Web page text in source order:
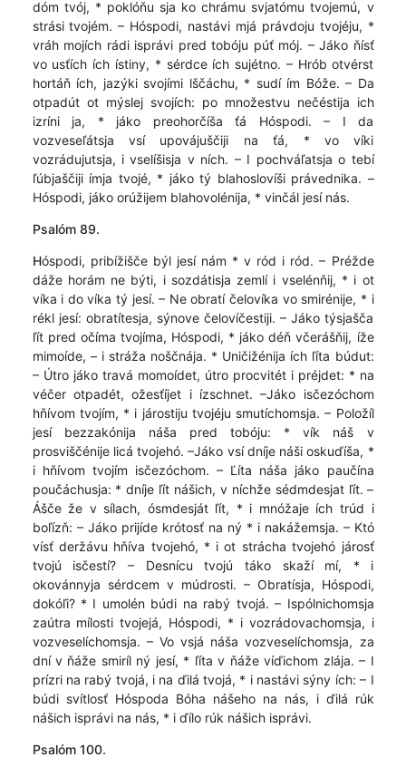
dóm tvój, * poklóňu sja ko chrámu svjatómu tvojemú, v
strási tvojém. – Hóspodi, nastávi mjá právdoju tvojéju, *
vráh mojích rádi isprávi pred tobóju púť mój. – Jáko ňísť
vo usťích ích ístiny, * sérdce ích sujétno. – Hrób otvérst
hortáň ích, jazýki svojími lščáchu, * sudí ím Bóže. – Da
otpadút ot mýslej svojích: po množestvu nečéstija ich
izríni ja, * jáko preohorčíša ťá Hó­spodi. – I da
vozveseľátsja vsí upovájuščiji na ťá, * vo víki
vozrádujutsja, i vselíšisja v ních. – I pochváľatsja o tebí
ľúbjaščiji ímja tvojé, * jáko tý blahoslovíši právednika. –
Hó­spodi, jáko orúžijem blahovolénija, * vinčál jesí nás.
Psalóm 89.
Hóspodi, pribížišče býl jesí nám * v ród i ród. – Préžde
dáže horám ne býti, i sozdátisja zemlí i vselénňij, * i ot
víka i do víka tý jesí. – Ne obratí čelovíka vo smirénije, * i
rékl jesí: obratítesja, sýnove čelovíčestiji. – Jáko týsjašča
ľít pred očíma tvojíma, Hóspodi, * jáko déň včerášňij, íže
mimoíde, – i stráža noščnája. * Uničižénija ích ľíta búdut:
– Útro jáko travá momoídet, útro procvitét i préjdet: * na
véčer otpadét, ožesťíjet i ízschnet. –Jáko isčezóchom
hňívom tvojím, * i járostiju tvojéju smutíchomsja. – Položíl
jesí bezzakónija náša pred tobóju: * vík náš v
prosviščénije licá tvojehó. –Jáko vsí dníje náši oskuďíša, *
i hňívom tvojím isčezóchom. – Ľíta náša jáko paučína
poučáchusja: * dníje ľít nášich, v níchže sédmdesjat ľít. –
Ášče že v sílach, ósmdesját ľít, * i mnóžaje ích trúd i
boľízň: – Jáko prijíde krótosť na ný * i nakážemsja. – Któ
vísť deržávu hňíva tvojehó, * i ot strácha tvojehó járosť
tvojú isčestí? – Desnícu tvojú táko skaží mí, * i
okovánnyja sérdcem v múdrosti. – Obratísja, Hóspodi,
dokóľi? * I umolén búdi na rabý tvojá. – Ispólnichomsja
zaútra mílosti tvojejá, Hóspodi, * i vozrádovachomsja, i
vozveselíchomsja. – Vo vsjá náša vozveselíchomsja, za
dní v ňáže smiríl ný jesí, * ľíta v ňáže víďichom zlája. – I
prízri na rabý tvojá, i na ďilá tvojá, * i nastávi sýny ích: – I
búdi svítlosť Hóspoda Bóha nášeho na nás, i ďilá rúk
nášich isprávi na nás, * i ďílo rúk nášich isprávi.
Psalóm 100.